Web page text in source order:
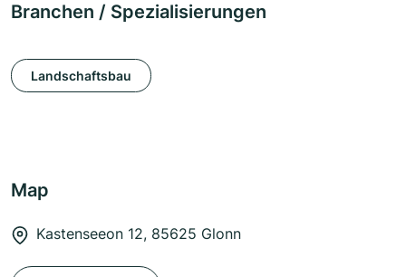
Branchen / Spezialisierungen
Landschaftsbau
Map
Kastenseeon 12, 85625 Glonn